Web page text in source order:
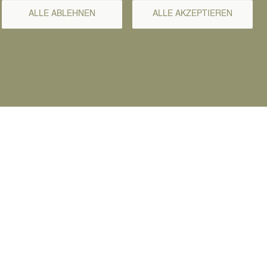
ALLE ABLEHNEN ALLE AKZEPTIEREN